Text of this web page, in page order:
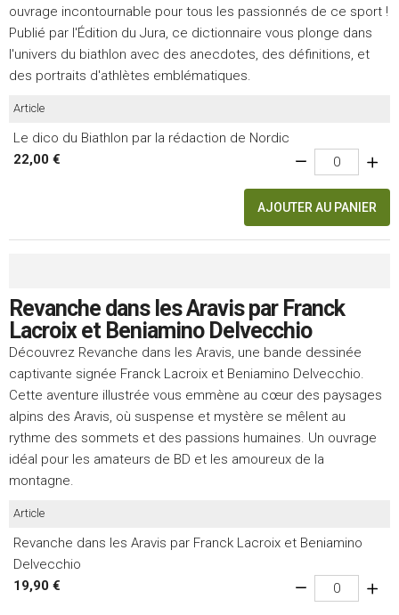
ouvrage incontournable pour tous les passionnés de ce sport !
Publié par l'Édition du Jura, ce dictionnaire vous plonge dans
l'univers du biathlon avec des anecdotes, des définitions, et
des portraits d'athlètes emblématiques.
Article
Le dico du Biathlon par la rédaction de Nordic
22,00 €
AJOUTER AU PANIER
Revanche dans les Aravis par Franck
Lacroix et Beniamino Delvecchio
Découvrez Revanche dans les Aravis, une bande dessinée
captivante signée Franck Lacroix et Beniamino Delvecchio.
Cette aventure illustrée vous emmène au cœur des paysages
alpins des Aravis, où suspense et mystère se mêlent au
rythme des sommets et des passions humaines. Un ouvrage
idéal pour les amateurs de BD et les amoureux de la
montagne.
Article
Revanche dans les Aravis par Franck Lacroix et Beniamino
Delvecchio
19,90 €